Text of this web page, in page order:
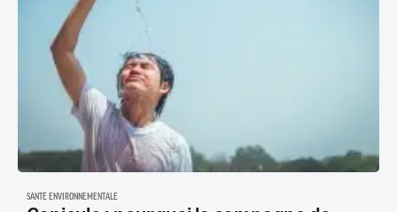
SANTÉ ENVIRONNEMENTALE